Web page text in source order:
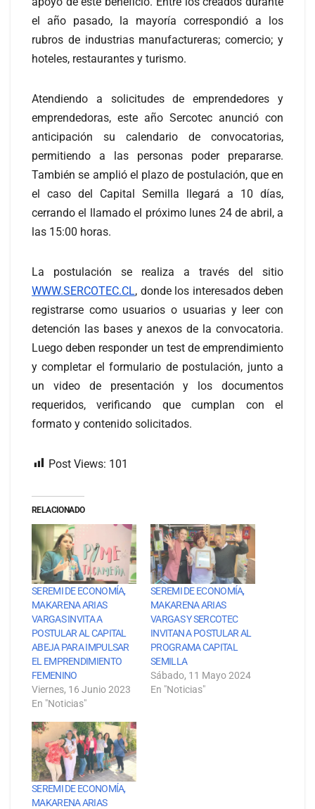
el año pasado, la mayoría correspondió a los
rubros de industrias manufactureras; comercio; y
hoteles, restaurantes y turismo.
Atendiendo a solicitudes de emprendedores y
emprendedoras, este año Sercotec anunció con
anticipación su calendario de convocatorias,
permitiendo a las personas poder prepararse.
También se amplió el plazo de postulación, que en
el caso del Capital Semilla llegará a 10 días,
cerrando el llamado el próximo lunes 24 de abril, a
las 15:00 horas.
La postulación se realiza a través del sitio
WWW.SERCOTEC.CL, donde los interesados deben
registrarse como usuarios o usuarias y leer con
detención las bases y anexos de la convocatoria.
Luego deben responder un test de emprendimiento
y completar el formulario de postulación, junto a
un video de presentación y los documentos
requeridos, verificando que cumplan con el
formato y contenido solicitados.
Post Views: 101
RELACIONADO
SEREMI DE ECONOMÍA,
MAKARENA ARIAS
VARGAS INVITA A
POSTULAR AL CAPITAL
ABEJA PARA IMPULSAR
EL EMPRENDIMIENTO
FEMENINO
Viernes, 16 Junio 2023
En "Noticias"
SEREMI DE ECONOMÍA,
MAKARENA ARIAS
VARGAS Y SERCOTEC
INVITAN A POSTULAR AL
PROGRAMA CAPITAL
SEMILLA
Sábado, 11 Mayo 2024
En "Noticias"
SEREMI DE ECONOMÍA,
MAKARENA ARIAS